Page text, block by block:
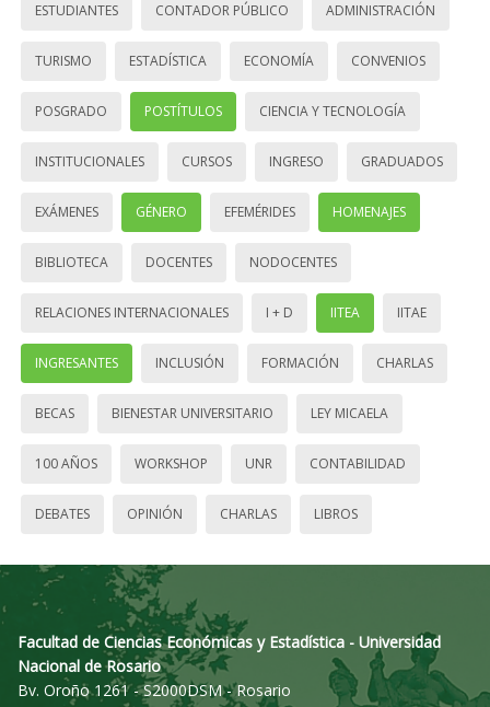
ESTUDIANTES CONTADOR PÚBLICO ADMINISTRACIÓN
TURISMO ESTADÍSTICA ECONOMÍA CONVENIOS
POSGRADO POSTÍTULOS CIENCIA Y TECNOLOGÍA
INSTITUCIONALES CURSOS INGRESO GRADUADOS
EXÁMENES GÉNERO EFEMÉRIDES HOMENAJES
BIBLIOTECA DOCENTES NODOCENTES
RELACIONES INTERNACIONALES I + D IITEA IITAE
INGRESANTES INCLUSIÓN FORMACIÓN CHARLAS
BECAS BIENESTAR UNIVERSITARIO LEY MICAELA
100 AÑOS WORKSHOP UNR CONTABILIDAD
DEBATES OPINIÓN CHARLAS LIBROS
Facultad de Ciencias Económicas y Estadística - Universidad
Nacional de Rosario
Bv. Oroño 1261 - S2000DSM - Rosario